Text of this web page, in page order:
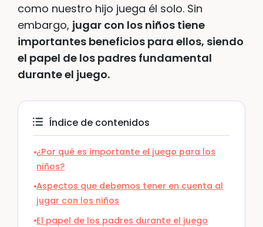
como nuestro hijo juega él solo. Sin
embargo, jugar con los niños tiene
importantes beneficios para ellos, siendo
el papel de los padres fundamental
durante el juego.
Índice de contenidos
¿Por qué es importante el juego para los
niños?
Aspectos que debemos tener en cuenta al
jugar con los niños
El papel de los padres durante el juego